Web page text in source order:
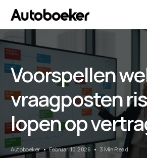
Voorspellen
vraagposten
lopen op
Autoboeker Februari 10, 2026 3 Min Read